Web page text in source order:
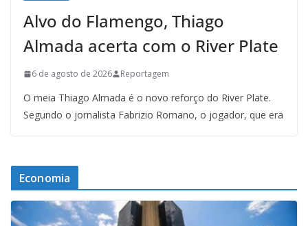
Alvo do Flamengo, Thiago
Almada acerta com o River Plate
6 de agosto de 2026 Reportagem
O meia Thiago Almada é o novo reforço do River Plate.
Segundo o jornalista Fabrizio Romano, o jogador, que era
Economia